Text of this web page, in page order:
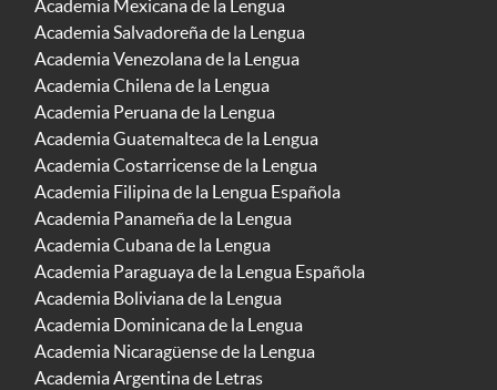
Academia Mexicana de la Lengua
Academia Salvadoreña de la Lengua
Academia Venezolana de la Lengua
Academia Chilena de la Lengua
Academia Peruana de la Lengua
Academia Guatemalteca de la Lengua
Academia Costarricense de la Lengua
Academia Filipina de la Lengua Española
Academia Panameña de la Lengua
Academia Cubana de la Lengua
Academia Paraguaya de la Lengua Española
Academia Boliviana de la Lengua
Academia Dominicana de la Lengua
Academia Nicaragüense de la Lengua
Academia Argentina de Letras